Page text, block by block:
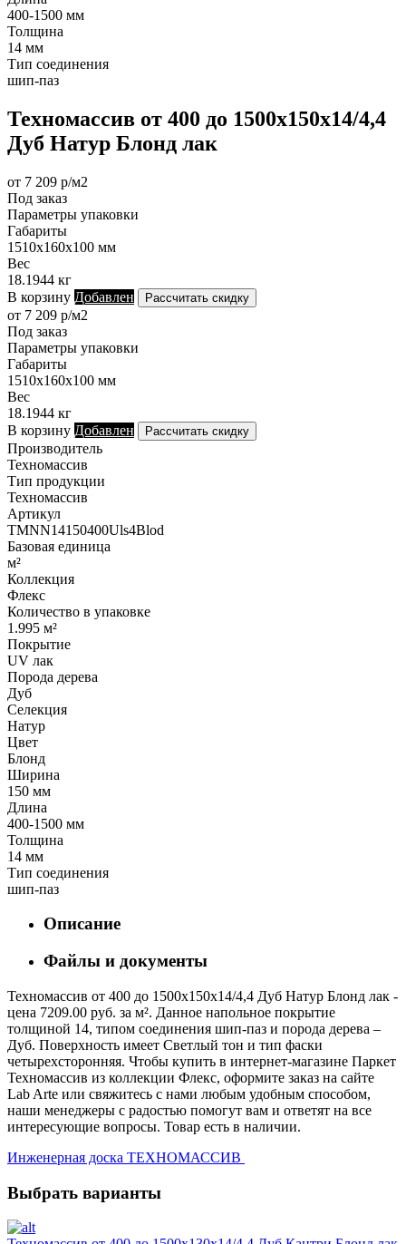
400-1500 мм
Толщина
14 мм
Тип соединения
шип-паз
Техномассив от 400 до 1500х150х14/4,4
Дуб Натур Блонд лак
от 7 209 р/м2
Под заказ
Параметры упаковки
Габариты
1510х160х100 мм
Вес
18.1944 кг
В корзину Добавлен Рассчитать скидку
от 7 209 р/м2
Под заказ
Параметры упаковки
Габариты
1510х160х100 мм
Вес
18.1944 кг
В корзину Добавлен Рассчитать скидку
Производитель
Техномассив
Тип продукции
Техномассив
Артикул
TMNN14150400Uls4Blod
Базовая единица
м²
Коллекция
Флекс
Количество в упаковке
1.995 м²
Покрытие
UV лак
Порода дерева
Дуб
Селекция
Натур
Цвет
Блонд
Ширина
150 мм
Длина
400-1500 мм
Толщина
14 мм
Тип соединения
шип-паз
Описание
Файлы и документы
Техномассив от 400 до 1500х150х14/4,4 Дуб Натур Блонд лак -
цена 7209.00 руб. за м². Данное напольное покрытие
толщиной 14, типом соединения шип-паз и порода дерева –
Дуб. Поверхность имеет Светлый тон и тип фаски
четырехсторонняя. Чтобы купить в интернет-магазине Паркет
Техномассив из коллекции Флекс, оформите заказ на сайте
Lab Arte или свяжитесь с нами любым удобным способом,
наши менеджеры с радостью помогут вам и ответят на все
интересующие вопросы. Товар есть в наличии.
Инженерная доска ТЕХНОМАССИВ
Выбрать варианты